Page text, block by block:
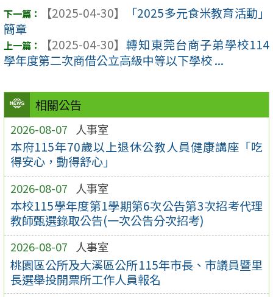
相關公告
2026-08-07 人事室
本府115年70歲以上退休公教人員健康講座「吃
得安心，動得舒心」
2026-08-07 人事室
本校115學年度第1學期第6次公告第3次招考代理
教師甄選錄取公告(一次公告分次招考)
2026-08-07 人事室
桃園區公所及大溪區公所115年市長、市議員暨里
長選舉投開票所工作人員報名
【2025-04-30】
「2025多元食米教育活動」
簡章
【2025-04-30】 轉知東莞台商子弟學校114
學年度第二次商借公立高級中等以下學校 ...